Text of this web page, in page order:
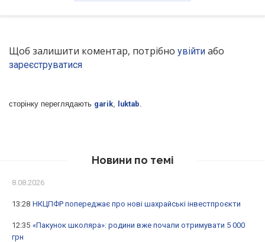
Щоб залишити коментар, потрібно увійти або
зареєструватися
сторінку переглядають garik, luktab.
Новини по темі
8.08.2026
13:28 НКЦПФР попереджає про нові шахрайські інвестпроєкти
12:35 «Пакунок школяра»: родини вже почали отримувати 5 000
грн